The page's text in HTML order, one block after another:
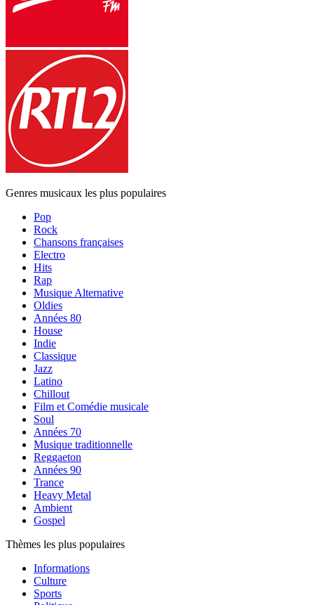
Genres musicaux les plus populaires
Pop
Rock
Chansons françaises
Electro
Hits
Rap
Musique Alternative
Oldies
Années 80
House
Indie
Classique
Jazz
Latino
Chillout
Film et Comédie musicale
Soul
Années 70
Musique traditionnelle
Reggaeton
Années 90
Trance
Heavy Metal
Ambient
Gospel
Thèmes les plus populaires
Informations
Culture
Sports